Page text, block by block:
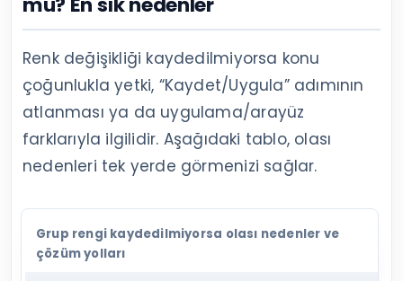
Renk değişikliği kaydedilmiyorsa konu
çoğunlukla yetki, “Kaydet/Uygula” adımının
atlanması ya da uygulama/arayüz
farklarıyla ilgilidir. Aşağıdaki tablo, olası
nedenleri tek yerde görmenizi sağlar.
Grup rengi kaydedilmiyorsa olası nedenler ve
çözüm yolları